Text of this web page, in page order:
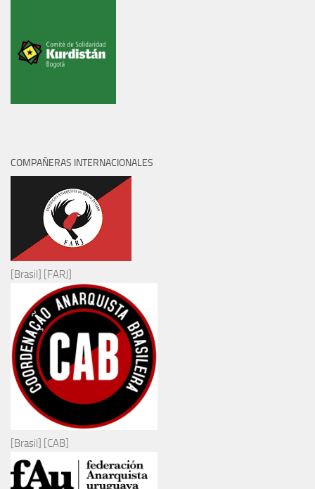
COMPAÑERAS INTERNACIONALES
[Brasil] [FARJ]
[Brasil] [CAB]